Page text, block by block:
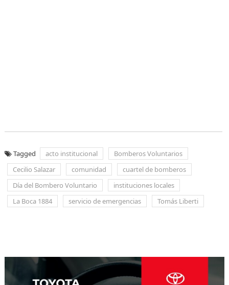
Tagged acto institucional
Bomberos Voluntarios
Cecilio Salazar
comunidad
cuartel de bomberos
Día del Bombero Voluntario
instituciones locales
La Boca 1884
servicio de emergencias Tomás Liberti
entradas